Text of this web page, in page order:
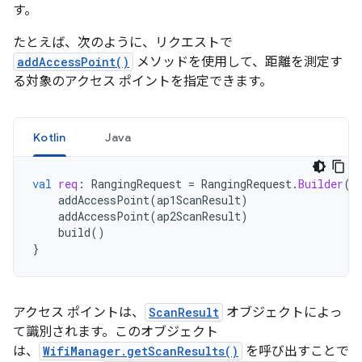
す。
たとえば、次のように、リクエストで
addAccessPoint()
メソッドを使用して、距離を測定す
る対象のアクセス ポイントを指定できます。
Kotlin Java
val req : RangingRequest = RangingRequest.Builder
addAccessPoint(ap1ScanResult)
addAccessPoint(ap2ScanResult)
build()
}
アクセス ポイントは、 ScanResult オブジェクトによっ
て識別されます。このオブジェクト
は、
WifiManager.getScanResults() を呼び出すことで